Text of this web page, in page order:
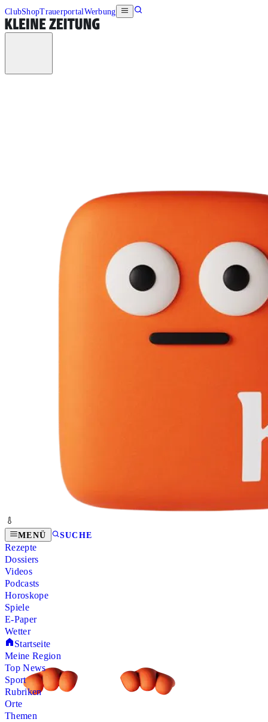
ClubShopTrauerportalWerbung
MENÜ SUCHE
Rezepte
Dossiers
Videos
Podcasts
Horoskope
Spiele
E-Paper
Wetter
Startseite
Meine Region
Top News
Sport
Rubriken
Orte
Themen